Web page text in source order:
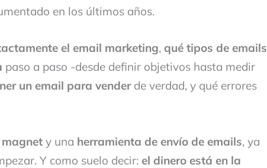
en los últimos años.
el email marketing, qué tipos de emails
paso a paso -desde definir objetivos hasta medir
un email para venderde verdad, y qué errores
y una herramienta de envío de emails, ya
Y como suelo decir: el dinero está en la